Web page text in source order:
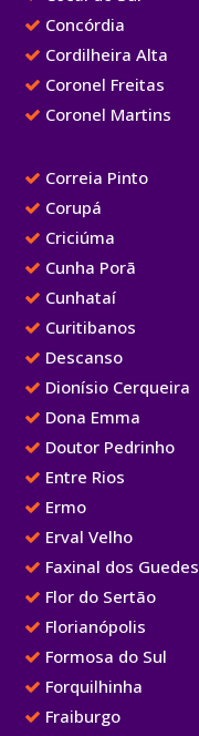
Concórdia
Cordilheira Alta
Coronel Freitas
Coronel Martins
Correia Pinto
Corupá
Criciúma
Cunha Porã
Cunhataí
Curitibanos
Descanso
Dionísio Cerqueira
Dona Emma
Doutor Pedrinho
Entre Rios
Ermo
Erval Velho
Faxinal dos Guedes
Flor do Sertão
Florianópolis
Formosa do Sul
Forquilhinha
Fraiburgo